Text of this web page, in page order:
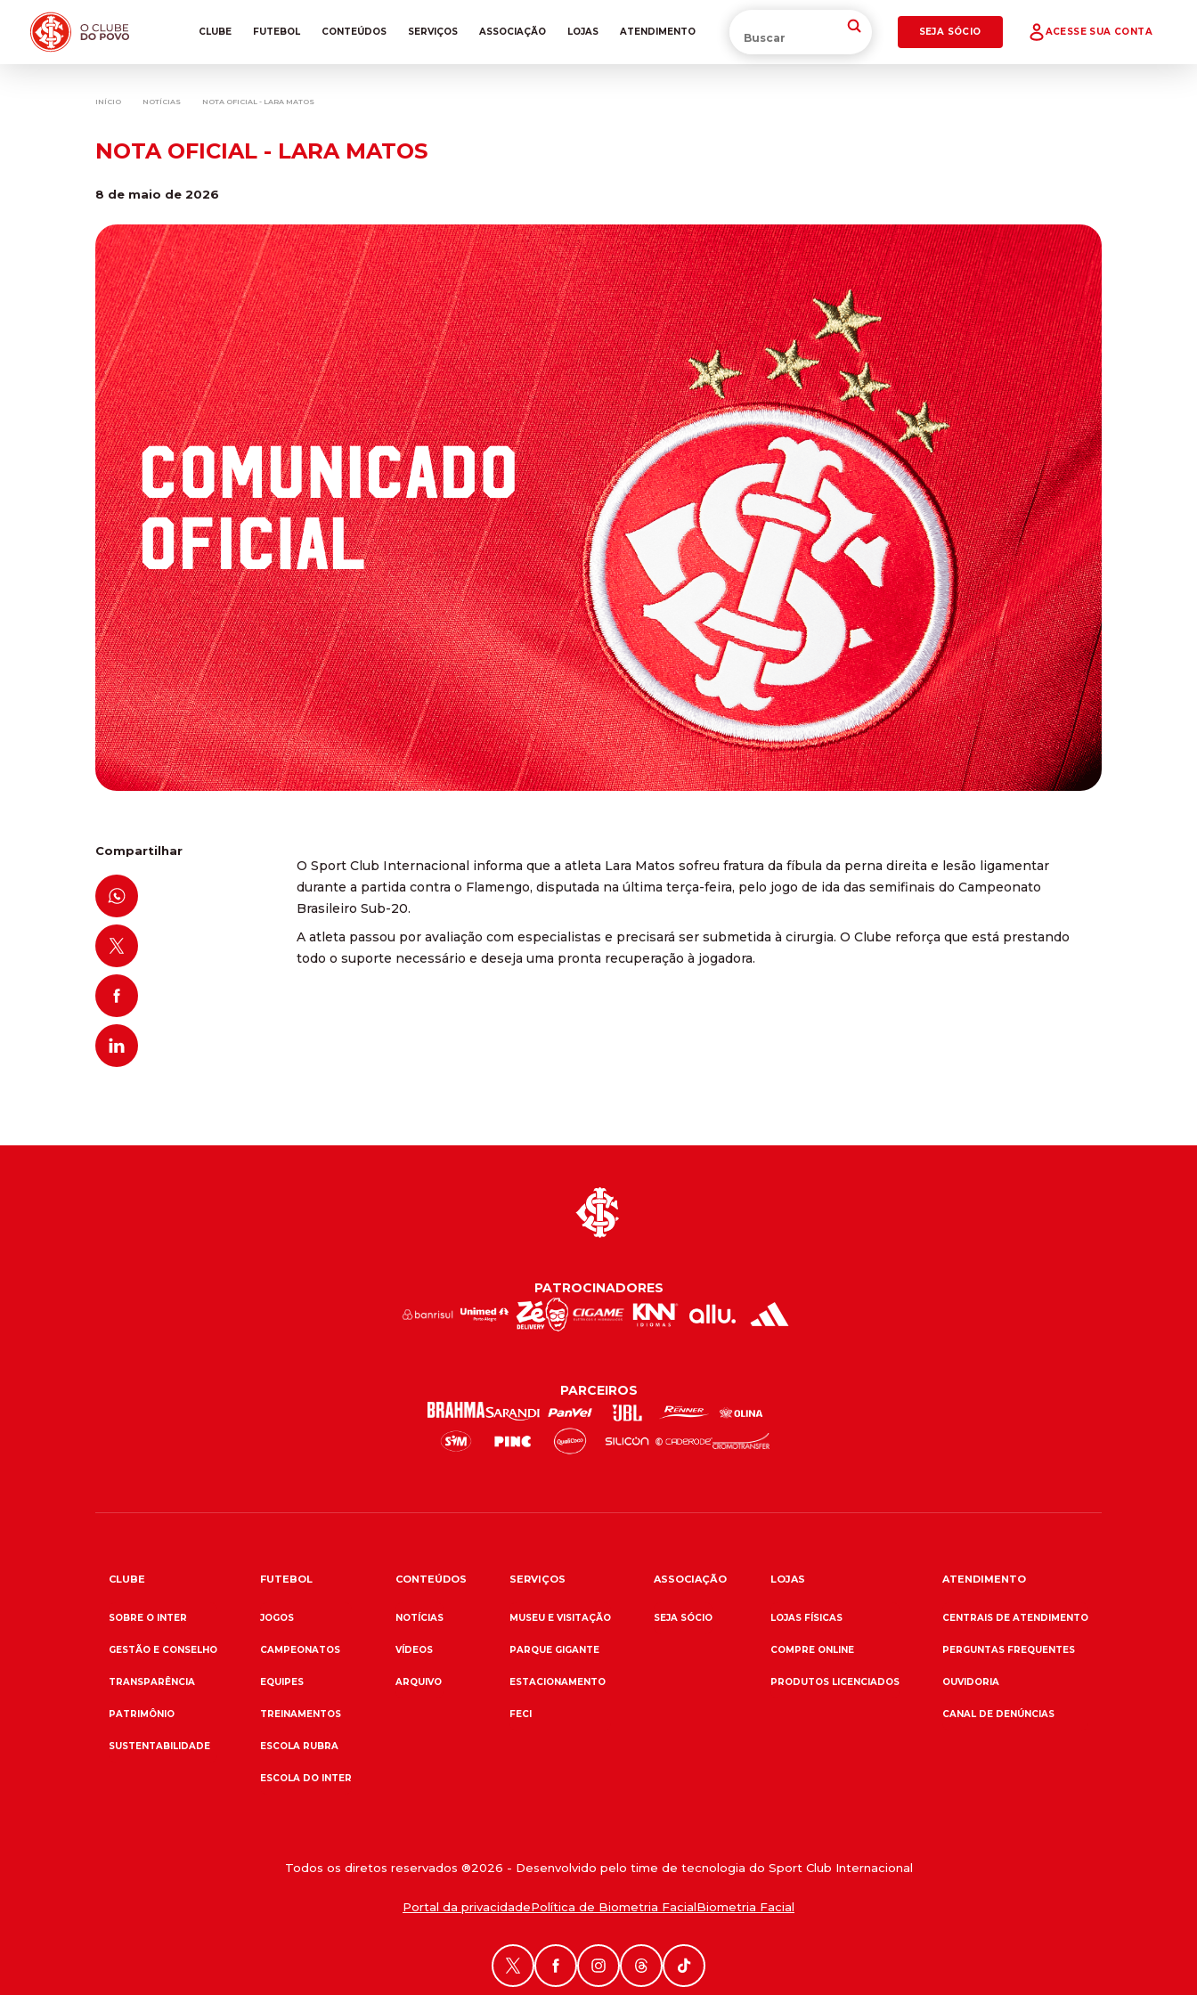
CLUBE FUTEBOL CONTEÚDOS SERVIÇOS ASSOCIAÇÃO LOJAS ATENDIMENTO SEJA SÓCIO ACESSE SUA CONTA
INÍCIO NOTÍCIAS NOTA OFICIAL - LARA MATOS
NOTA OFICIAL - LARA MATOS
8 de maio de 2026
Compartilhar
O Sport Club Internacional informa que a atleta Lara Matos sofreu fratura da fíbula da perna direita e lesão ligamentar
durante a partida contra o Flamengo, disputada na última terça-feira, pelo jogo de ida das semifinais do Campeonato
Brasileiro Sub-20.
A atleta passou por avaliação com especialistas e precisará ser submetida à cirurgia. O Clube reforça que está prestando
todo o suporte necessário e deseja uma pronta recuperação à jogadora.
PATROCINADORES
PARCEIROS
CLUBE
SOBRE O INTER
GESTÃO E CONSELHO
TRANSPARÊNCIA
PATRIMÔNIO
SUSTENTABILIDADE
FUTEBOL
JOGOS
CAMPEONATOS
EQUIPES
TREINAMENTOS
ESCOLA RUBRA
ESCOLA DO INTER
CONTEÚDOS
NOTÍCIAS
VÍDEOS
ARQUIVO
SERVIÇOS
MUSEU E VISITAÇÃO
PARQUE GIGANTE
ESTACIONAMENTO
FECI
ASSOCIAÇÃO
SEJA SÓCIO
LOJAS
LOJAS FÍSICAS
COMPRE ONLINE
PRODUTOS LICENCIADOS
ATENDIMENTO
CENTRAIS DE ATENDIMENTO
PERGUNTAS FREQUENTES
OUVIDORIA
CANAL DE DENÚNCIAS
Todos os diretos reservados ®2026 - Desenvolvido pelo time de tecnologia do Sport Club Internacional
Portal da privacidadePolítica de Biometria FacialBiometria Facial